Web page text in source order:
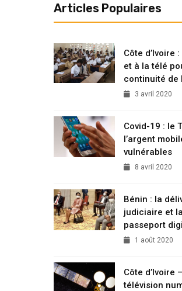
Articles Populaires
Côte d’Ivoire
et à la télé
continuité de
3 avril 2020
Covid-19 : le
l’argent
vulnérables
8 avril 2020
Bénin : la
judiciaire et
passeport
1 août 2020
Côte d’Ivoire
télévision